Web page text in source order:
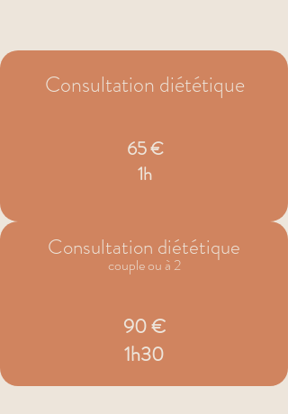
Consultation diététique
65 €
1h
Consultation diététique
couple ou à 2
90 €
1h30